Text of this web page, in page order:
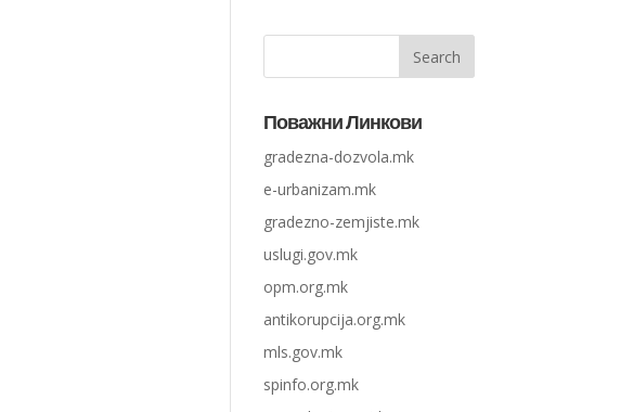
Поважни Линкови
gradezna-dozvola.mk
e-urbanizam.mk
gradezno-zemjiste.mk
uslugi.gov.mk
opm.org.mk
antikorupcija.org.mk
mls.gov.mk
spinfo.org.mk